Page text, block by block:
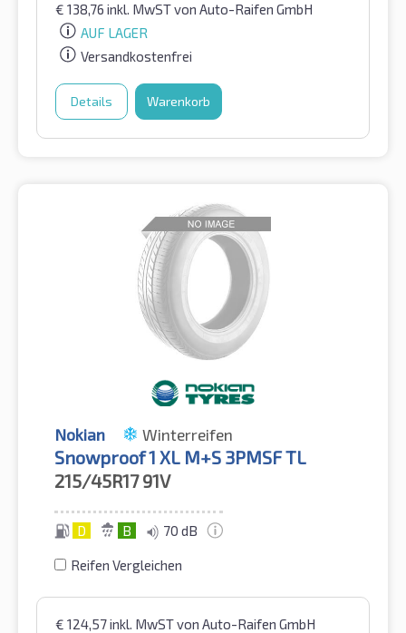
€ 138,76 inkl. MwSTvon Auto-Raifen GmbH
AUF LAGER
Versandkostenfrei
Details Warenkorb
Nokian Winterreifen
Snowproof 1 XL M+S 3PMSF TL
215/45R17 91V
D B 70 dB
Reifen Vergleichen
€ 124,57inkl. MwSTvon Auto-Raifen GmbH